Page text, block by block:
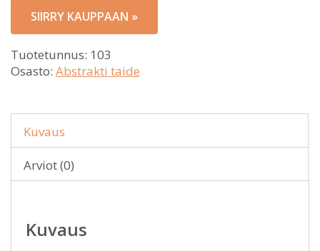
SIIRRY KAUPPAAN »
Tuotetunnus: 103
Osasto: Abstrakti taide
Kuvaus
Arviot (0)
Kuvaus